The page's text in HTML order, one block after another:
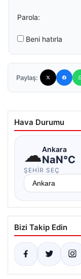
Parola:
Beni hatırla
Paylaş:
Hava Durumu
☁Ankara
NaN°C
ŞEHIR SEÇ
Bizi Takip Edin